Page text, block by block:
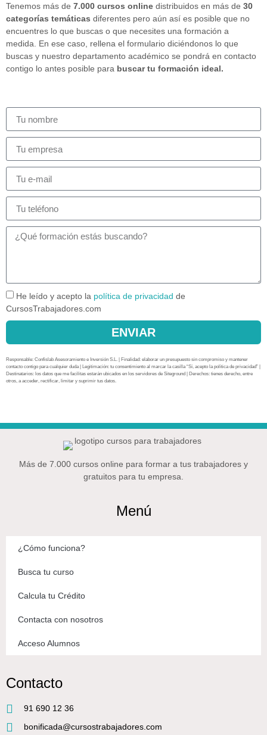
Tenemos más de 7.000 cursos online distribuidos en más de 30
categorías temáticas diferentes pero aún así es posible que no
encuentres lo que buscas o que necesites una formación a
medida. En ese caso, rellena el formulario diciéndonos lo que
buscas y nuestro departamento académico se pondrá en contacto
contigo lo antes posible para buscar tu formación ideal.
He leído y acepto la política de privacidad de
CursosTrabajadores.com
ENVIAR
Responsable: Confislab Asesoramiento e Inversión S.L. | Finalidad: elaborar un presupuesto sin compromiso y mantener
contacto contigo para cualquier duda | Legitimación: tu consentimiento al marcar la casilla “Sí, acepto la política de privacidad” |
Destinatarios: los datos que me facilitas estarán ubicados en los servidores de Siteground | Derechos: tienes derecho, entre
otros, a acceder, rectificar, limitar y suprimir tus datos.
Más de 7.000 cursos online para formar a tus trabajadores y
gratuitos para tu empresa.
Menú
¿Cómo funciona?
Busca tu curso
Calcula tu Crédito
Contacta con nosotros
Acceso Alumnos
Contacto
91 690 12 36
bonificada@cursostrabajadores.com